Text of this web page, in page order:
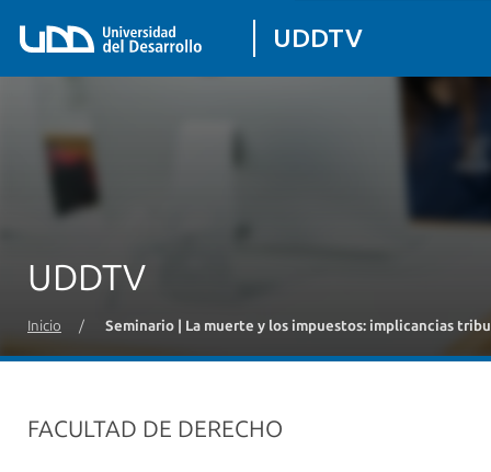
UDDTV
UDDTV
Inicio / Seminario | La muerte y los impuestos: implicancias
FACULTAD DE DERECHO